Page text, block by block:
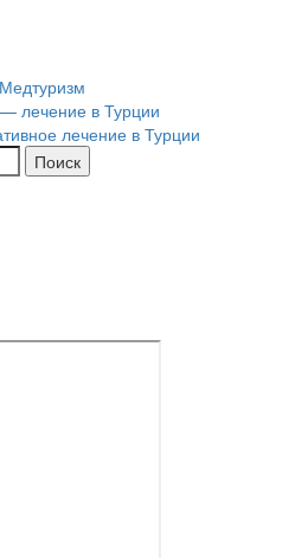
Медтуризм
лечение в Турции
лечение в Турции